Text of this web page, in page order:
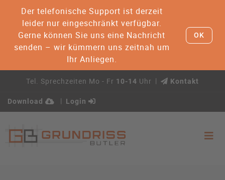
Der telefonische Support ist derzeit
leider nur eingeschränkt verfügbar.
Gerne können Sie uns eine Nachricht
senden – wir kümmern uns zeitnah um
Ihr Anliegen.
OK
Tel. Sprechzeiten Mo - Fr 10-14 Uhr Kontakt
Download Login